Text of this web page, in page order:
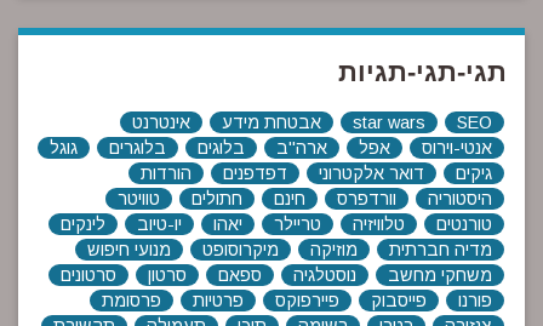
תגי-תגי-תגיות
SEO
star wars אבטחת מידע
אינטרנט
אנטי-וירוס
אפל ארה"ב בלוגים בלוגרים
גוגל
גיקים
דואר אלקטרוני דפדפנים
הורדות
היסטוריה
וורדפרס חינם חתולים
טוויטר
טורנטים
טלוויזיה טריילר יאהו יו-טיוב
לינקים
מדיה חברתית
מוזיקה מיקרוסופט
מנועי חיפוש
משחקי מחשב
נוסטלגיה ספאם סרטון
סרטונים
פורנו
פייסבוק פיירפוקס פרטיות
פרסומת